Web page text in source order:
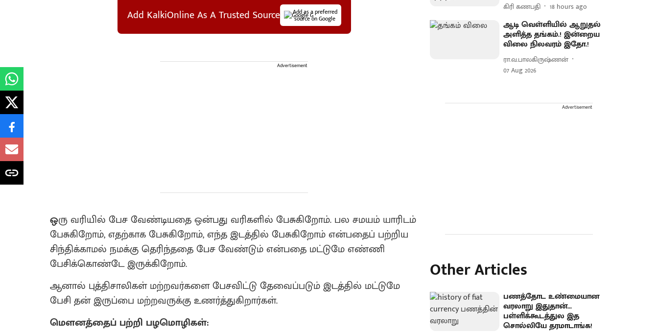
Add KalkiOnline As A Trusted Source Add as a preferred
source on Google
Advertisement
ஒரு வரியில் பேச வேண்டியதை ஒன்பது வரிகளில் பேசுகிறோம். பல சமயம் யாரிடம்
பேசுகிறோம், எதற்காக பேசுகிறோம், எந்த இடத்தில் பேசுகிறோம் என்பதைப் பற்றிய
சிந்திக்காமல் நமக்கு தெரிந்ததை பேச வேண்டும் என்பதை மட்டுமே எண்ணி
பேசிக்கொண்டே இருக்கிறோம்.
ஆனால் புத்திசாலிகள் மற்றவர்களை பேசவிட்டு தேவைப்படும் இடத்தில் மட்டுமே
பேசி தன் இருப்பை மற்றவருக்கு உணர்த்துகிறார்கள்.
மௌனத்தைப் பற்றி பழமொழிகள்:
கிரி கணபதி 18 hours ago
ஆடி வெள்ளியில் ஆறுதல்
அளித்த தங்கம்.! இன்றைய
விலை நிலவரம் இதோ.!
ரா.வ.பாலகிருஷ்ணன்
07 Aug 2026
Advertisement
Other Articles
பணத்தோட உண்மையான
வரலாறு இதுதான்...
பள்ளிக்கூடத்துல இத
சொல்லியே தரமாடாங்க!